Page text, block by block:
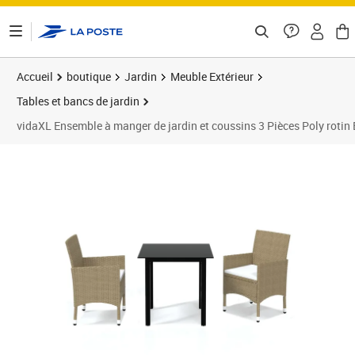
Accueil boutique Jardin
Meuble Extérieur
Tables et bancs de jardin
vidaXL Ensemble à manger de jardin et coussins 3 Pièces Poly rotin